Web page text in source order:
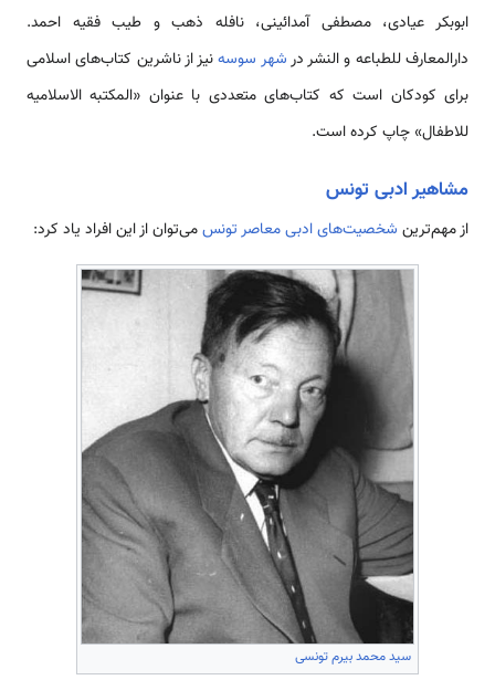
ابوبکر عیادی، مصطفی آمدائینی، نافله ذهب و طیب فقیه احمد.
دارالمعارف للطباعه و النشر درشهر سوسهنیز از ناشرین کتاب‌های اسلامی
برای کودکان است که کتاب‌های متعددی با عنوان «المکتبه الاسلامیه
للاطفال» چاپ کرده است.
مشاهیر ادبی تونس
از مهم‌ترین شخصیت‌های ادبی معاصر تونسمی‌توان از این افراد یاد کرد:
سید محمد بیرم تونسی